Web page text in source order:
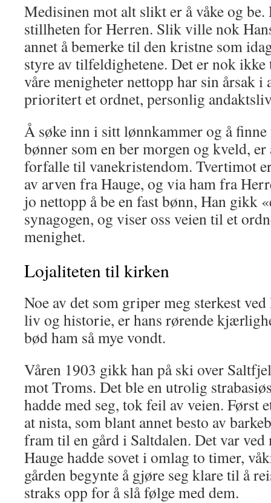
Medisinen mot alt slikt er å våke og be.
stillheten for Her­ren. Slik ville nok
annet å bemerke til den kristne som
styre av tilfeldig­hetene. Det er nok
våre menigheter nettopp har sin årsak i
prioritert et ordnet, personlig
Å søke inn i sitt lønnkammer og å
bønner som en ber morgen og kveld, er
forfalle til vanekristendom. Tvertimot
av ar­ven fra Hauge, og via ham fra
jo nettopp å be en fast bønn, Han gikk
synagogen, og viser oss veien til et
menighet.
Lojaliteten til kirken
Noe av det som griper meg sterkest
liv og historie, er hans rørende
bød ham så mye vondt.
Våren 1903 gikk han på ski over
mot Troms. Det ble en utrolig
hadde med seg, tok feil av veien. Først
at nista, som blant annet be­sto av
fram til en gård i Saltdalen. Det var
Hauge hadde sovet i omlag to timer,
gården begynte å gjøre seg klare til å
straks opp for å slå følge med dem.